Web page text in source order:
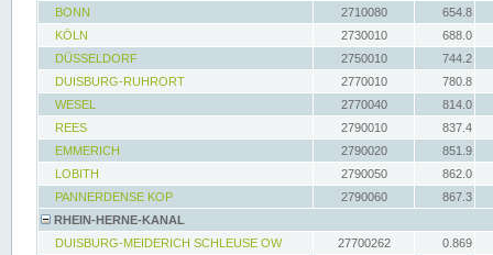
BONN
2710080
654.8
KÖLN
2730010
688.0
DÜSSELDORF
2750010
744.2
DUISBURG-RUHRORT
2770010
780.8
WESEL
2770040
814.0
REES
2790010
837.4
EMMERICH
2790020
851.9
LOBITH
2790050
862.0
PANNERDENSE KOP
2790060
867.3
RHEIN-HERNE-KANAL
DUISBURG-MEIDERICH SCHLEUSE OW
27700262
0.869